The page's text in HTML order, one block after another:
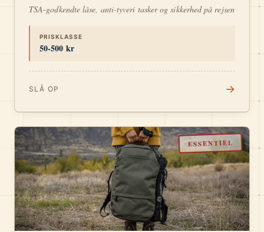
TSA-godkendte låse, anti-tyveri tasker og sikkerhed på rejsen
PRISKLASSE
50-500 kr
SLÅ OP →
ESSENTIEL